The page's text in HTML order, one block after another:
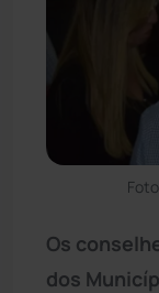
Os
dos